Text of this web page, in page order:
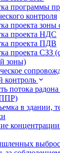
программы
контроля
проекта
проекта НДС
проекта ПДВ
проекта СЗЗ
зоны)
контроль
потока
в здании,